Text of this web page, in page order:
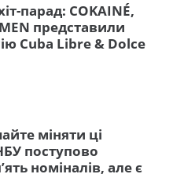
парад: COKAINÉ,
представили
Cuba Libre & Dolce
міняти ці
поступово
номіналів, але є